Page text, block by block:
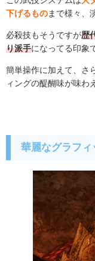
下げるものまで様々、
必殺技もそうですが歴
り派手になってる印象
簡単操作に加えて、さ
ィングの醍醐味が味わ
華麗なグラフィ